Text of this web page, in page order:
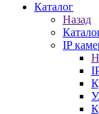
Каталог
Назад
IP